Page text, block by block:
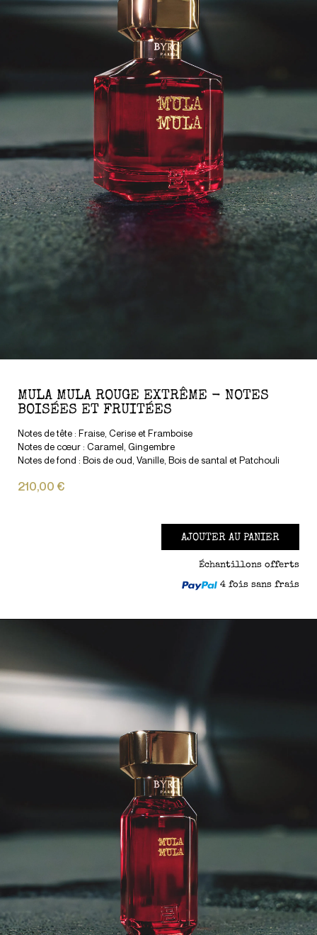
MULA MULA ROUGE EXTRÊME - NOTES
BOISÉES ET FRUITÉES
Notes de tête : Fraise, Cerise et Framboise
Notes de cœur : Caramel, Gingembre
Notes de fond : Bois de oud, Vanille, Bois de santal et Patchouli
210,00 €
AJOUTER AU PANIER
Échantillons offerts
4 fois sans frais